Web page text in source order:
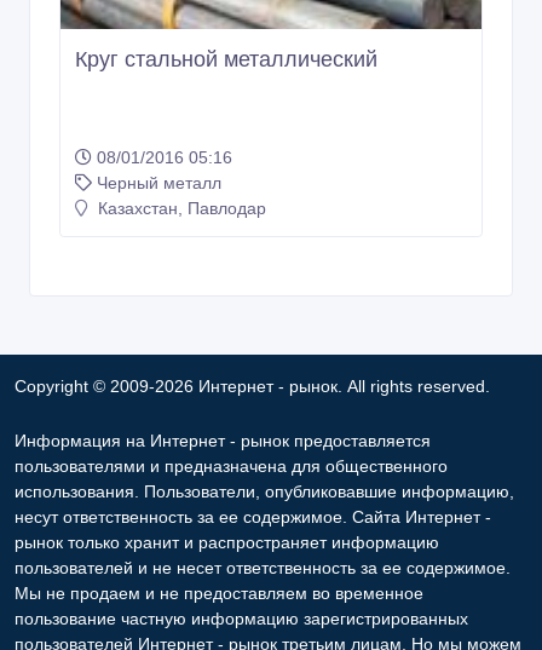
Круг стальной металлический
08/01/2016 05:16
Черный металл
Казахстан, Павлодар
Copyright © 2009-2026 Интернет - рынок. All rights reserved.
Информация на Интернет - рынок предоставляется
пользователями и предназначена для общественного
использования. Пользователи, опубликовавшие информацию,
несут ответственность за ее содержимое. Сайта Интернет -
рынок только хранит и распространяет информацию
пользователей и не несет ответственность за ее содержимое.
Мы не продаем и не предоставляем во временное
пользование частную информацию зарегистрированных
пользователей Интернет - рынок третьим лицам. Но мы можем